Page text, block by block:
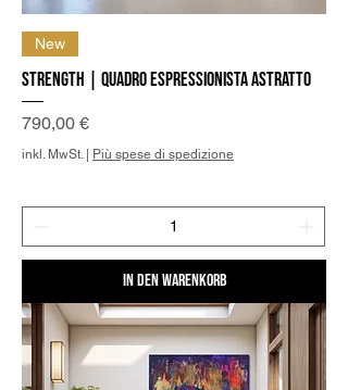
New
Strength | Quadro Espressionista Astratto
Preis
790,00 €
inkl. MwSt. | Più spese di spedizione
In den Warenkorb